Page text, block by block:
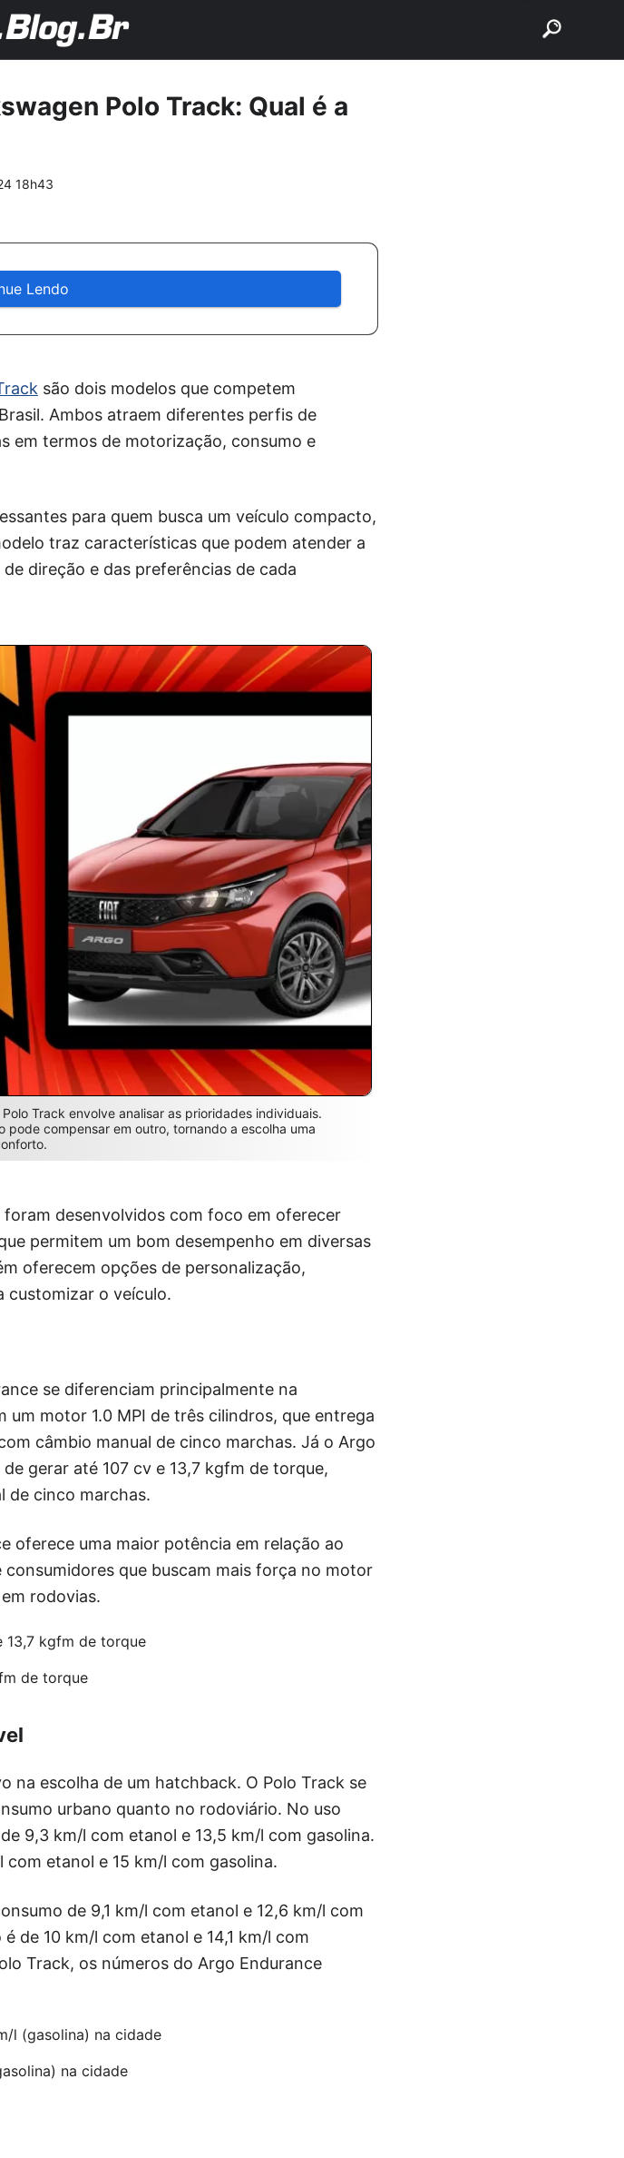
Polo Track: Qual é a
18h43
Lendo
são dois modelos que competem
Ambos atraem diferentes perfis de
em termos de motorização, consumo e
para quem busca um veículo compacto,
traz características que podem atender a
direção e das preferências de cada
Track envolve analisar as prioridades individuais.
compensar em outro, tornando a escolha uma
desenvolvidos com foco em oferecer
permitem um bom desempenho em diversas
oferecem opções de personalização,
customizar o veículo.
se diferenciam principalmente na
motor 1.0 MPI de três cilindros, que entrega
câmbio manual de cinco marchas. Já o Argo
gerar até 107 cv e 13,7 kgfm de torque,
de cinco marchas.
oferece uma maior potência em relação ao
que buscam mais força no motor
rodovias.
13,7 kgfm de torque
de torque
na escolha de um hatchback. O Polo Track se
urbano quanto no rodoviário. No uso
9,3 km/l com etanol e 13,5 km/l com gasolina.
etanol e 15 km/l com gasolina.
de 9,1 km/l com etanol e 12,6 km/l com
de 10 km/l com etanol e 14,1 km/l com
Track, os números do Argo Endurance
l (gasolina) na cidade
na cidade